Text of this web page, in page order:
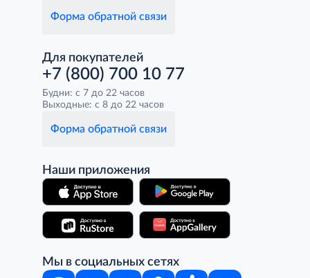
Форма обратной связи
Для покупателей
+7 (800) 700 10 77
Будни: с 7 до 22 часов
Выходные: с 8 до 22 часов
Форма обратной связи
Наши приложения
Мы в социальных сетях